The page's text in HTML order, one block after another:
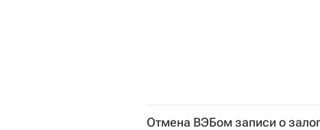
Отмена ВЭБом записи о